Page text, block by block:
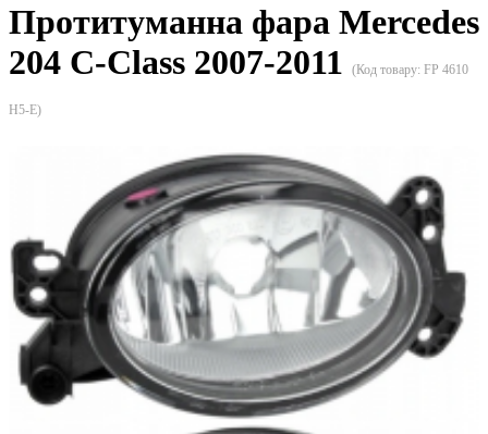
Протитуманна фара Mercedes
204 C-Class 2007-2011
(Код товару: FP 4610
H5-E)